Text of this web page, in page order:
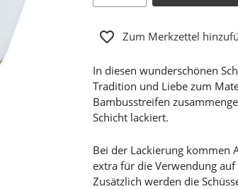
Zum Merkzettel
In diesen wunderschönen
Tradition und Liebe zum
Bambusstreifen
Schicht lackiert.
Bei der Lackierung kommen
extra für die Verwendung
Zusätzlich werden die